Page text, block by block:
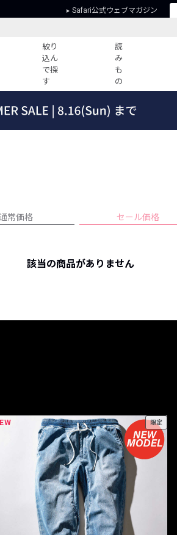
Safari公式ウェブマガジン
絞り
込ん
で探
す
読
み
も
の
ング
ンド
プライバシーポリシー
通常価格 セール価格
該当の商品がありません
限定